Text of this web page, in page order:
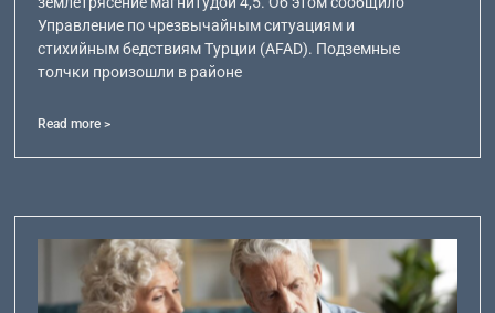
Управление по чрезвычайным ситуациям и
стихийным бедствиям Турции (AFAD). Подземные
толчки произошли в районе
Read more >